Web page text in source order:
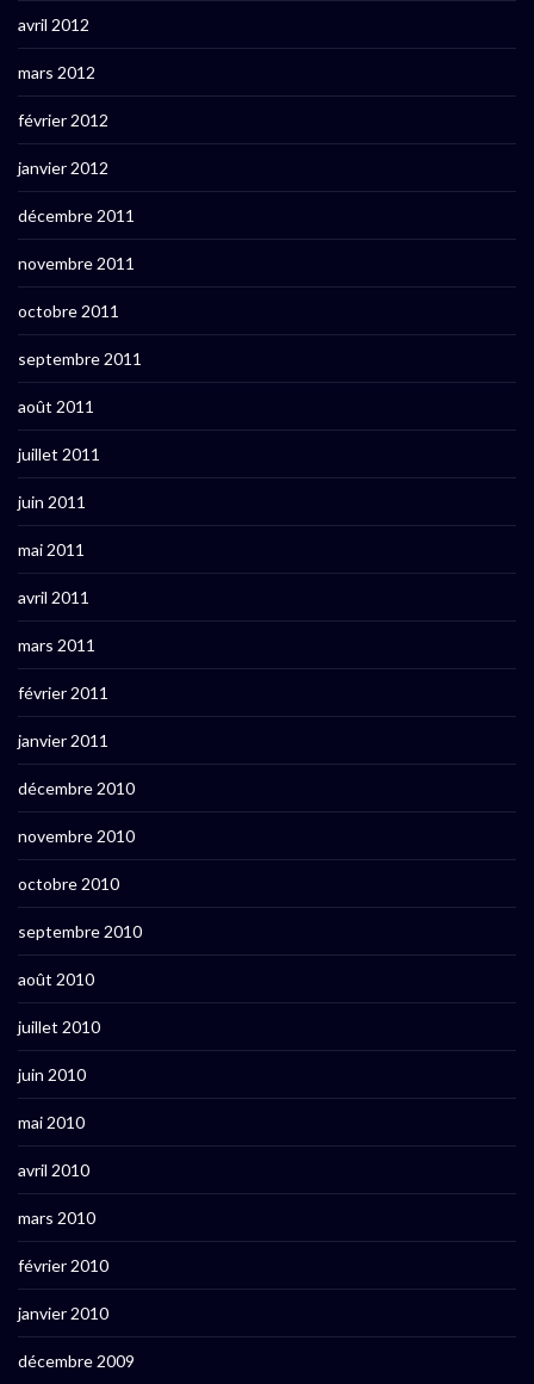
avril 2012
mars 2012
février 2012
janvier 2012
décembre 2011
novembre 2011
octobre 2011
septembre 2011
août 2011
juillet 2011
juin 2011
mai 2011
avril 2011
mars 2011
février 2011
janvier 2011
décembre 2010
novembre 2010
octobre 2010
septembre 2010
août 2010
juillet 2010
juin 2010
mai 2010
avril 2010
mars 2010
février 2010
janvier 2010
décembre 2009